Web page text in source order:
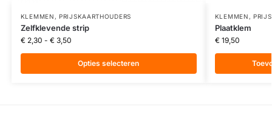
KLEMMEN , PRIJSKAARTHOUDERS
Zelfklevende strip
€2,30 - €3,50
Opties selecteren
KLEMMEN ,
Plaatklem
€19,50